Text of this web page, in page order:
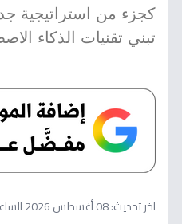
كجزء من استراتيجية
تبني تقنيات الذكاء
اخر تحديث:08 أغسطس 2026 الساعة 04:04 صباحاً